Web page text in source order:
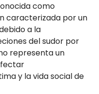
como
caracterizada por un
a la
del sudor por
representa un
y la vida social de